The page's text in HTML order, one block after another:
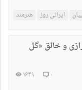
ایرانی روز هنرمند
و خالق «گل
۰ ۱۶۴۹